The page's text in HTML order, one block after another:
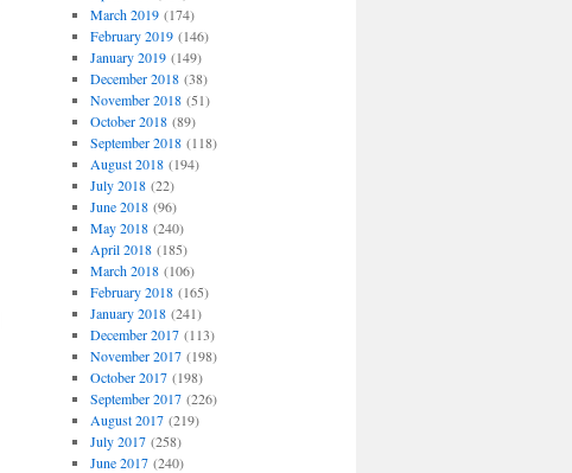
March 2019(174)
February 2019(146)
January 2019(149)
December 2018(38)
November 2018(51)
October 2018(89)
September 2018(118)
August 2018(194)
July 2018(22)
June 2018(96)
May 2018(240)
April 2018(185)
March 2018(106)
February 2018(165)
January 2018(241)
December 2017(113)
November 2017(198)
October 2017(198)
September 2017(226)
August 2017(219)
July 2017(258)
June 2017(240)